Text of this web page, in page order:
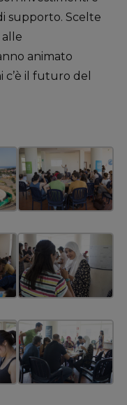
supporto. Scelte
animato
il futuro del